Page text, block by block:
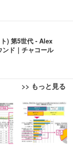
) 第5世代 - Alex
ド｜チャコール
>> もっと見る
テレワーク 疲れな
パクト 約105度ロッ
面昇降 強化ナイロ
宅ワーク H-WY01
ニター | FlexScan
USB Type-C・ホワ
薄型 レギュラー 1
枚